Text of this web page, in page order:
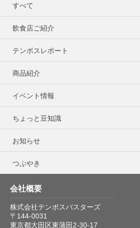
すべて
飲食店ご紹介
テンポスレポート
商品紹介
イベント情報
ちょっと豆知識
お知らせ
つぶやき
会社概要
株式会社テンポスバスターズ
〒144-0031
東京都大田区東蒲田2-30-17